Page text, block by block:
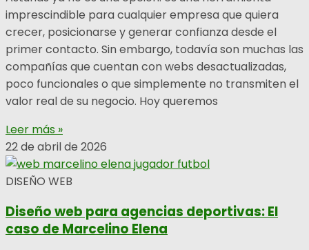
imprescindible para cualquier empresa que quiera
crecer, posicionarse y generar confianza desde el
primer contacto. Sin embargo, todavía son muchas las
compañías que cuentan con webs desactualizadas,
poco funcionales o que simplemente no transmiten el
valor real de su negocio. Hoy queremos
Leer más »
22 de abril de 2026
DISEÑO WEB
Diseño web para agencias deportivas: El
caso de Marcelino Elena